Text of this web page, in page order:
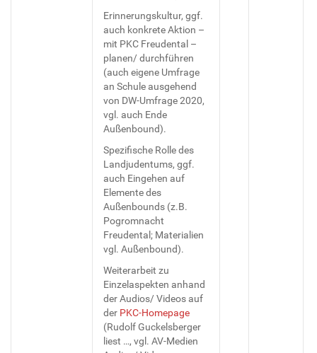
Erinnerungskultur, ggf.
auch konkrete Aktion –
mit PKC Freudental –
planen/ durchführen
(auch eigene Umfrage
an Schule ausgehend
von DW-Umfrage 2020,
vgl. auch Ende
Außenbound).
Spezifische Rolle des
Landjudentums, ggf.
auch Eingehen auf
Elemente des
Außenbounds (z.B.
Pogromnacht
Freudental; Materialien
vgl. Außenbound).
Weiterarbeit zu
Einzelaspekten anhand
der Audios/ Videos auf
der PKC-Homepage
(Rudolf Guckelsberger
liest …, vgl. AV-Medien